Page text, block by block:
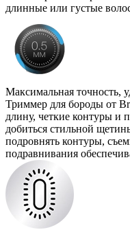
длинные или густые
Максимальная точность,
Триммер для бороды от
длину, четкие контуры и
добиться стильной
подровнять контуры,
подравнивания